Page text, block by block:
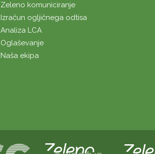
Zeleno komuniciranje
Izračun ogljičnega odtisa
Analiza LCA
Oglaševanje
Naša ekipa